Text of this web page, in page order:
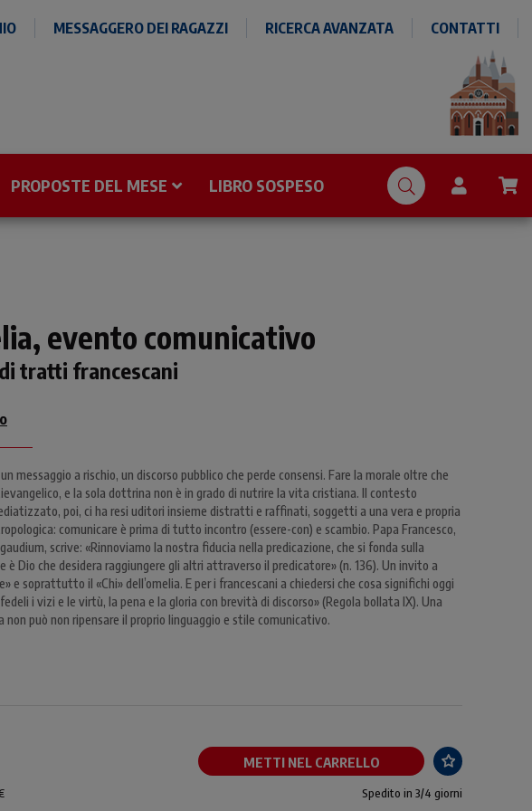
MESSAGGERO DEI RAGAZZI RICERCA AVANZATA CONTATTI
PROPOSTE DEL MESE LIBRO SOSPESO
evento comunicativo
tratti francescani
un messaggio a rischio, un discorso pubblico che perde consensi. Fare la morale oltre che
e la sola dottrina non è in grado di nutrire la vita cristiana. Il contesto
poi, ci ha resi uditori insieme distratti e raffinati, soggetti a una vera e propria
comunicare è prima di tutto incontro (essere-con) e scambio. Papa Francesco,
scrive: «Rinnoviamo la nostra fiducia nella predicazione, che si fonda sulla
è Dio che desidera raggiungere gli altri attraverso il predicatore» (n. 136). Un invito a
e soprattutto il «Chi» dell’omelia. E per i francescani a chiedersi che cosa significhi oggi
i vizi e le virtù, la pena e la gloria con brevità di discorso» (Regola bollata IX). Una
non può non ripensare il proprio linguaggio e stile comunicativo.
METTI NEL CARRELLO
Spedito in 3/4 giorni